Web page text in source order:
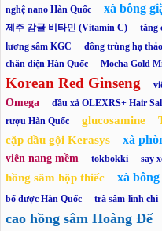
nghệ nano Hàn Quốc
xà bông
제주 감귤 비타민 (Vitamin C) tăng
lương sâm KGC
đông trùng hạ
chăn điện Hàn Quốc Mocha Gold
Korean Red Ginseng
Omega dầu xả OLEXRS+ Hair
rượu Hàn Quốc
glucosamine
cặp dầu gội Kerasys
xà
viên nang mềm tokbokki say
hồng sâm hộp thiếc xà bông
bổ dược Hàn Quốc
trà sâm-linh chi
cao hồng sâm Hoàng Đế